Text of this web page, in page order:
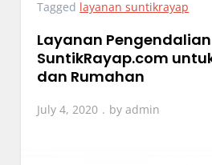
Tagged layanan suntikrayap
Layanan
SuntikRayap.com
dan Rumahan
July 4, 2020 byadmin